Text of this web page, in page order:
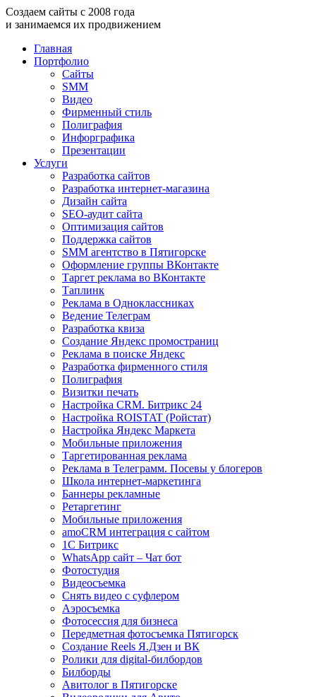
Создаем сайты с 2008 года
и занимаемся их продвижением
Главная
Портфолио
Сайты
SMM
Видео
Фирменный стиль
Полиграфия
Инфорграфика
Презентации
Услуги
Разработка сайтов
Разработка интернет-магазина
Дизайн сайта
SEO-аудит сайта
Оптимизация сайтов
Поддержка сайтов
SMM агентство в Пятигорске
Оформление группы ВКонтакте
Таргет реклама во ВКонтакте
Таплинк
Реклама в Одноклассниках
Ведение Телеграм
Разработка квиза
Создание Яндекс промостраниц
Реклама в поиске Яндекс
Разработка фирменного стиля
Полиграфия
Визитки печать
Настройка CRM. Битрикс 24
Настройка ROISTAT (Ройстат)
Настройка Яндекс Маркета
Мобильные приложения
Таргетированная реклама
Реклама в Телеграмм. Посевы у блогеров
Школа интернет-маркетинга
Баннеры рекламные
Ретаргетинг
Мобильные приложения
amoCRM интеграция с сайтом
1С Битрикс
WhatsApp сайт – Чат бот
Фотостудия
Видеосъемка
Снять видео с суфлером
Аэросъемка
Фотосессия для бизнеса
Передметная фотосъемка Пятигорск
Создание Reels Я.Дзен и ВК
Ролики для digital-билбордов
Билборды
Авитолог в Пятигорске